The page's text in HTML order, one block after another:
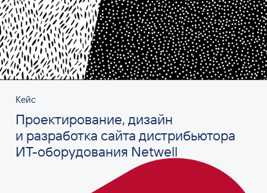
Кейс
Проектирование, дизайн
и разработка сайта дистрибьютора
ИТ-оборудования Netwell